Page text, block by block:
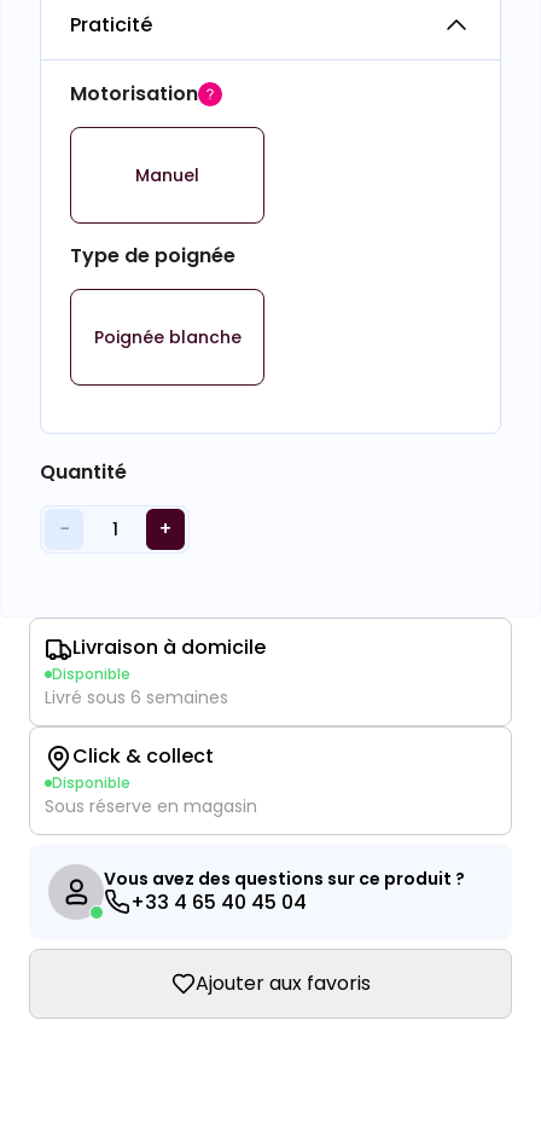
Praticité
Motorisation
Manuel
Type de poignée
Poignée blanche
Quantité
− 1 +
Livraison à domicile
Disponible
Livré sous 6 semaines
Click & collect
Disponible
Sous réserve en magasin
Vous avez des questions sur ce produit ?
+33 4 65 40 45 04
Ajouter aux favoris